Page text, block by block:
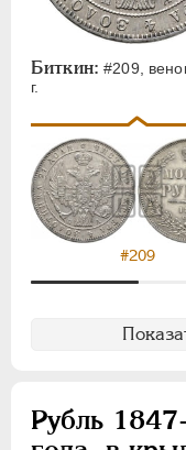
Биткин: #209,
г.
#209
Рубль